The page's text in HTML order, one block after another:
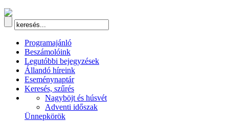
Programajánló
Beszámolóink
Legutóbbi bejegyzések
Állandó híreink
Eseménynaptár
Keresés, szűrés
Nagyböjt és húsvét
Adventi időszak
Ünnepkörök